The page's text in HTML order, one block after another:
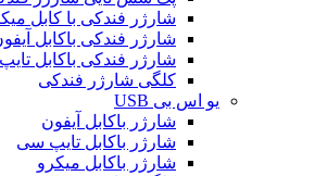
شارژر فندکی با کابل
شارژر فندکی باکابل
شارژر فندکی باکابل
کلگی شارژر فندکی
یو اس بی USB
شارژر باکابل آیفون
شارژر باکابل تایپ سی
شارژر باکابل میکرو